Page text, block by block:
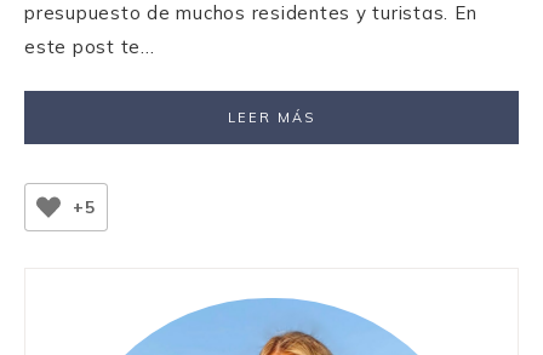
presupuesto de muchos residentes y turistas. En
este post te…
LEER MÁS
+5